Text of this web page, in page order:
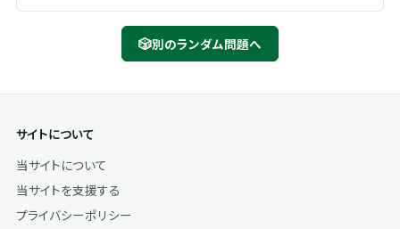
🎲別のランダム問題へ
サイトについて
当サイトについて
当サイトを支援する
プライバシーポリシー